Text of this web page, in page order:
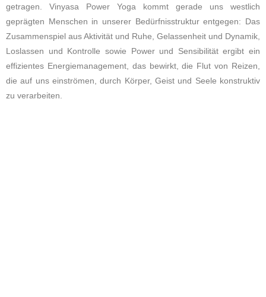
getragen. Vinyasa Power Yoga kommt gerade uns westlich
geprägten Menschen in unserer Bedürfnisstruktur entgegen: Das
Zusammenspiel aus Aktivität und Ruhe, Gelassenheit und Dynamik,
Loslassen und Kontrolle sowie Power und Sensibilität ergibt ein
effizientes Energiemanagement, das bewirkt, die Flut von Reizen,
die auf uns einströmen, durch Körper, Geist und Seele konstruktiv
zu verarbeiten.